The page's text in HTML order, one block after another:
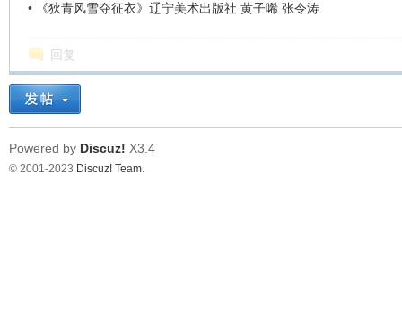
•
《狄青风雪夺征衣》辽宁美术出版社 黄子唏 张令涛
回复
Powered by Discuz! X3.4
© 2001-2023 Discuz! Team.